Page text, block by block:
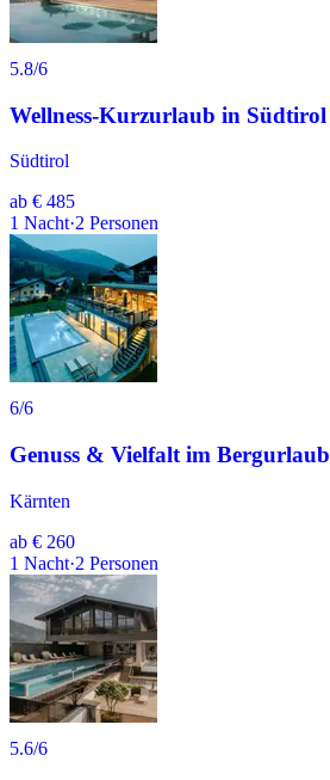
5.8/6
Wellness-Kurzurlaub in Südtirol
Südtirol
ab € 485
1 Nacht·2 Personen
6/6
Genuss & Vielfalt im Bergurlaub
Kärnten
ab € 260
1 Nacht·2 Personen
5.6/6